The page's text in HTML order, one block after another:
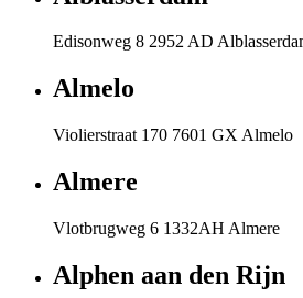
Edisonweg 8 2952 AD
Almelo
Violierstraat 170 7601 GX Almelo
Almere
Vlotbrugweg 6 1332AH Almere
Alphen aan den Rijn